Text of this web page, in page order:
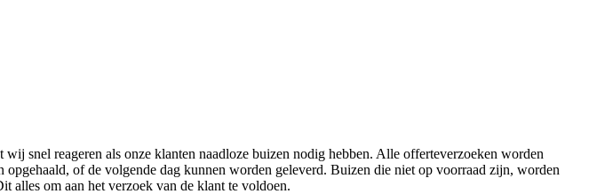
snel reageren als onze klanten naadloze buizen nodig hebben. Alle offerteverzoeken worden
of de volgende dag kunnen worden geleverd. Buizen die niet op voorraad zijn, worden
alles om aan het verzoek van de klant te voldoen.